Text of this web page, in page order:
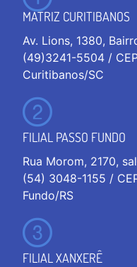
MATRIZ CURITIBANOS
Av. Lions, 1380,
(49)3241-5504 /
Curitibanos/SC
FILIAL PASSO FUNDO
Rua Morom, 2170,
(54) 3048-1155 /
Fundo/RS
FILIAL XANXERÊ